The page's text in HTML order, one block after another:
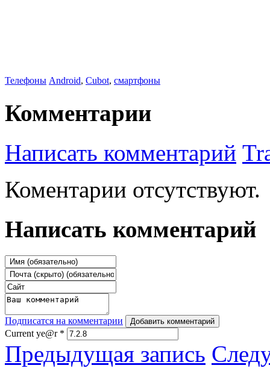
Телефоны Android, Cubot, смартфоны
Комментарии
Написать комментарий
Коментарии отсутствуют.
Написать комментарий
Подписатся на комментарии Добавить комментарий
Current ye@r *
Предыдущая запись